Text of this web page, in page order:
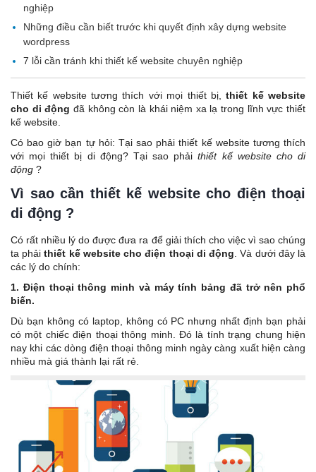
nghiệp
Những điều cần biết trước khi quyết định xây dựng website
wordpress
7 lỗi cần tránh khi thiết kế website chuyên nghiệp
Thiết kế website tương thích với mọi thiết bị,thiết kế website
cho di động đã không còn là khái niệm xa lạ trong lĩnh vực thiết
kế website.
Có bao giờ bạn tự hỏi: Tại sao phải thiết kế website tương thích
với mọi thiết bị di động? Tại sao phảithiết kế website cho di
động ?
Vì sao cần thiết kế website cho điện thoại
di động ?
Có rất nhiều lý do được đưa ra để giải thích cho việc vì sao chúng
ta phảithiết kế website cho điện thoại di động . Và dưới đây là
các lý do chính:
1. Điện thoại thông minh và máy tính bảng đã trở nên phổ
biến.
Dù bạn không có laptop, không có PC nhưng nhất định bạn phải
có một chiếc điện thoại thông minh. Đó là tính trạng chung hiện
nay khi các dòng điện thoại thông minh ngày càng xuất hiện càng
nhiều mà giá thành lại rất rẻ.